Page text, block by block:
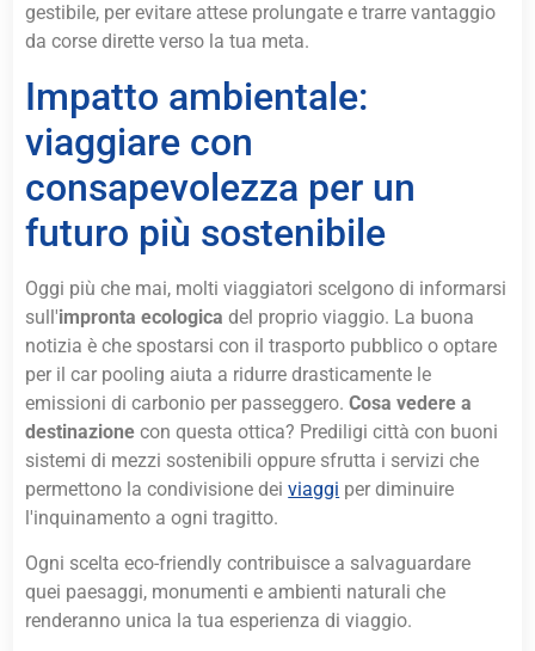
gestibile, per evitare attese prolungate e trarre vantaggio
da corse dirette verso la tua meta.
Impatto ambientale:
viaggiare con
consapevolezza per un
futuro più sostenibile
Oggi più che mai, molti viaggiatori scelgono di informarsi
sull'impronta ecologica del proprio viaggio. La buona
notizia è che spostarsi con il trasporto pubblico o optare
per il car pooling aiuta a ridurre drasticamente le
emissioni di carbonio per passeggero.Cosa vedere a
destinazione con questa ottica? Prediligi città con buoni
sistemi di mezzi sostenibili oppure sfrutta i servizi che
permettono la condivisione deiviaggi per diminuire
l'inquinamento a ogni tragitto.
Ogni scelta eco-friendly contribuisce a salvaguardare
quei paesaggi, monumenti e ambienti naturali che
renderanno unica la tua esperienza di viaggio.